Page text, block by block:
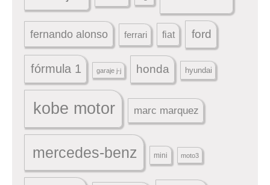
fernando alonso ferrari fiat ford
fórmula 1 garaje j-j honda hyundai
kobe motor marc marquez
mercedes-benz mini moto3